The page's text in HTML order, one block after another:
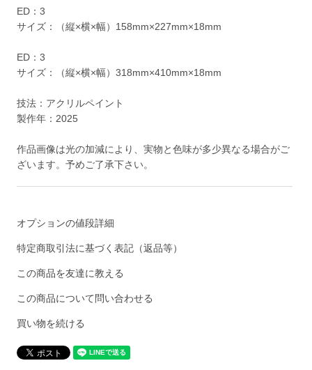
ED：3
サイズ：（縦×横×幅）158mm×227mm×18mm
ED：3
サイズ：（縦×横×幅）318mm×410mm×18mm
技法：アクリルペイント
製作年：2025
作品画像は光の加減により、実物と色味が多少異なる場合がご
ざいます。予めご了承下さい。
オプションの値段詳細
特定商取引法に基づく表記（返品等）
この商品を友達に教える
この商品について問い合わせる
買い物を続ける